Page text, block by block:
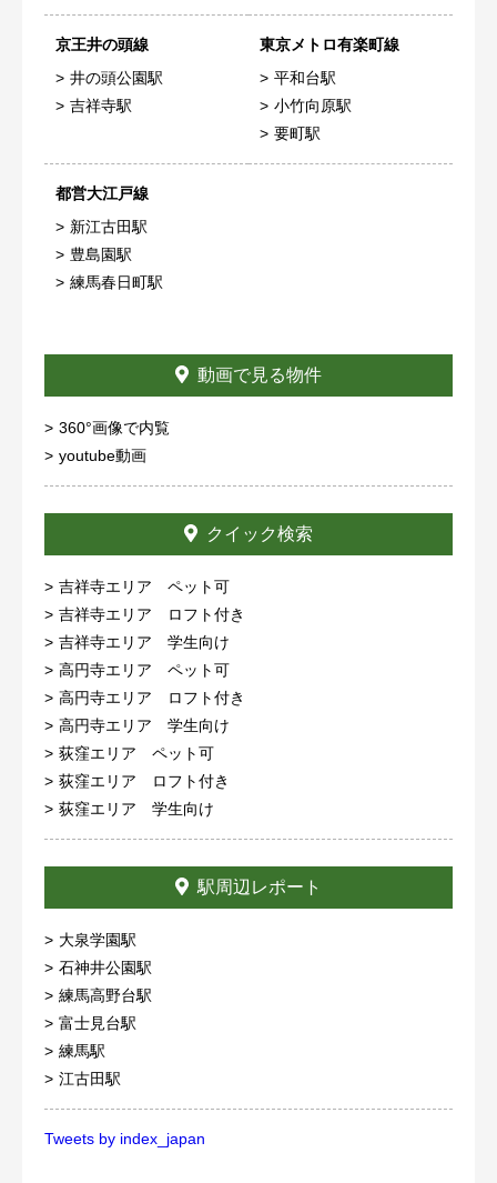
京王井の頭線
井の頭公園駅
吉祥寺駅
東京メトロ有楽町線
平和台駅
小竹向原駅
要町駅
都営大江戸線
新江古田駅
豊島園駅
練馬春日町駅
動画で見る物件
360°画像で内覧
youtube動画
クイック検索
吉祥寺エリア ペット可
吉祥寺エリア ロフト付き
吉祥寺エリア 学生向け
高円寺エリア ペット可
高円寺エリア ロフト付き
高円寺エリア 学生向け
荻窪エリア ペット可
荻窪エリア ロフト付き
荻窪エリア 学生向け
駅周辺レポート
大泉学園駅
石神井公園駅
練馬高野台駅
富士見台駅
練馬駅
江古田駅
Tweets by index_japan